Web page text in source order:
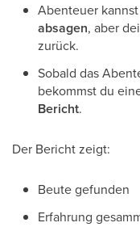
Abenteuer
absagen, aber
zurück.
Sobald das
bekommst du
Bericht.
Der Bericht zeigt:
Beute gefunden
Erfahrung